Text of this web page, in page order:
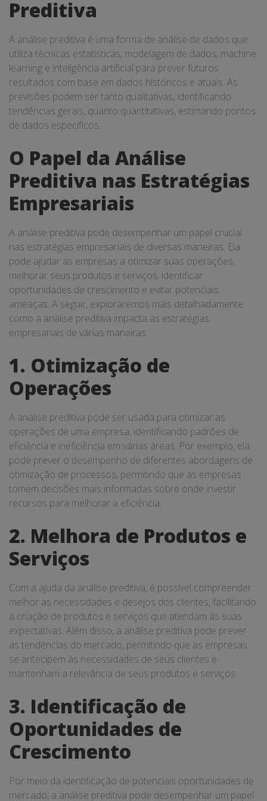
Preditiva
A análise preditiva é uma forma de análise de dados que
utiliza técnicas estatísticas, modelagem de dados, machine
learning e inteligência artificial para prever futuros
resultados com base em dados históricos e atuais. As
previsões podem ser tanto qualitativas, identificando
tendências gerais, quanto quantitativas, estimando pontos
de dados específicos.
O Papel da Análise
Preditiva nas Estratégias
Empresariais
A análise preditiva pode desempenhar um papel crucial
nas estratégias empresariais de diversas maneiras. Ela
pode ajudar as empresas a otimizar suas operações,
melhorar seus produtos e serviços, identificar
oportunidades de crescimento e evitar potenciais
ameaças. A seguir, exploraremos mais detalhadamente
como a análise preditiva impacta as estratégias
empresariais de várias maneiras.
1. Otimização de
Operações
A análise preditiva pode ser usada para otimizar as
operações de uma empresa, identificando padrões de
eficiência e ineficiência em várias áreas. Por exemplo, ela
pode prever o desempenho de diferentes abordagens de
otimização de processos, permitindo que as empresas
tomem decisões mais informadas sobre onde investir
recursos para melhorar a eficiência.
2. Melhora de Produtos e
Serviços
Com a ajuda da análise preditiva, é possível compreender
melhor as necessidades e desejos dos clientes, facilitando
a criação de produtos e serviços que atendam às suas
expectativas. Além disso, a análise preditiva pode prever
as tendências do mercado, permitindo que as empresas
se antecipem às necessidades de seus clientes e
mantenham a relevância de seus produtos e serviços.
3. Identificação de
Oportunidades de
Crescimento
Por meio da identificação de potenciais oportunidades de
mercado, a análise preditiva pode desempenhar um papel